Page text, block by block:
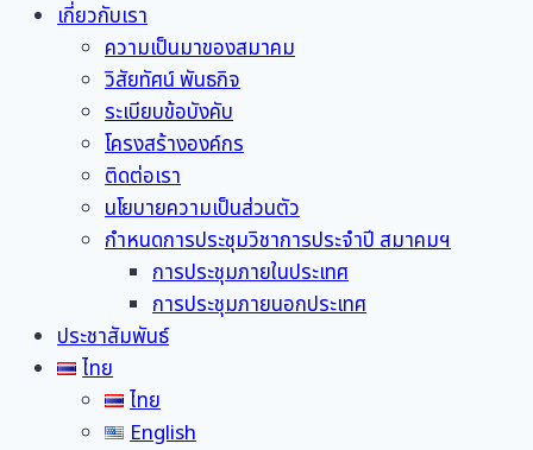
เกี่ยวกับเรา
ความเป็นมาของสมาคม
วิสัยทัศน์ พันธกิจ
ระเบียบข้อบังคับ
โครงสร้างองค์กร
ติดต่อเรา
นโยบายความเป็นส่วนตัว
กำหนดการประชุมวิชาการประจำปี สมาคมฯ
การประชุมภายในประเทศ
การประชุมภายนอกประเทศ
ประชาสัมพันธ์
ไทย
ไทย
English